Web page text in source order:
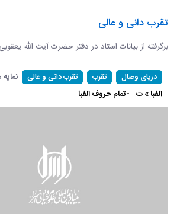
تقرب دانی و عالی
برگرفته از بیانات استاد در دفتر حضرت آیت الله یعقوبی -
دریای وصال تقرب تقرب دانی و عالی
الفبا » ت -تمام حروف الفبا